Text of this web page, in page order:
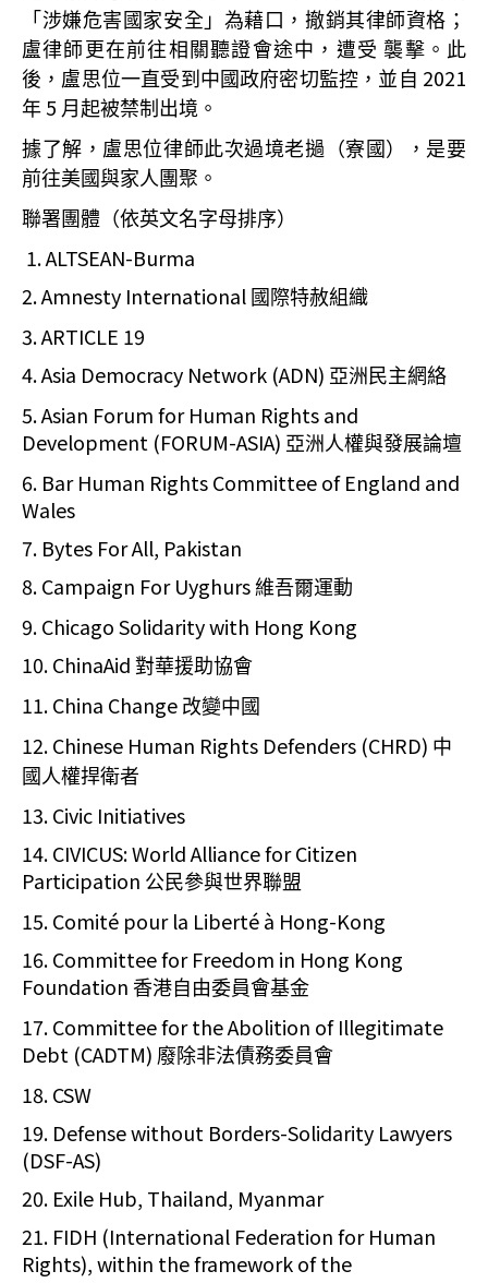
「涉嫌危害國家安全」為藉口，撤銷其律師資格；
盧律師更在前往相關聽證會途中，遭受 襲擊。此
後，盧思位一直受到中國政府密切監控，並自 2021
年 5 月起被禁制出境。
據了解，盧思位律師此次過境老撾（寮國），是要
前往美國與家人團聚。
聯署團體（依英文名字母排序）
1. ALTSEAN-Burma
2. Amnesty International 國際特赦組織
3. ARTICLE 19
4. Asia Democracy Network (ADN) 亞洲民主網絡
5. Asian Forum for Human Rights and
Development (FORUM-ASIA) 亞洲人權與發展論壇
6. Bar Human Rights Committee of England and
Wales
7. Bytes For All, Pakistan
8. Campaign For Uyghurs 維吾爾運動
9. Chicago Solidarity with Hong Kong
10. ChinaAid 對華援助協會
11. China Change 改變中國
12. Chinese Human Rights Defenders (CHRD) 中
國人權捍衛者
13. Civic Initiatives
14. CIVICUS: World Alliance for Citizen
Participation 公民參與世界聯盟
15. Comité pour la Liberté à Hong-Kong
16.Committee for Freedom in Hong Kong
Foundation 香港自由委員會基金
17. Committee for the Abolition of Illegitimate
Debt (CADTM) 廢除非法債務委員會
18. CSW
19. Defense without Borders-Solidarity Lawyers
(DSF-AS)
20. Exile Hub, Thailand, Myanmar
21. FIDH (International Federation for Human
Rights), within the framework of the